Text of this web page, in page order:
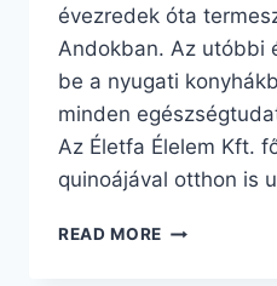
évezredek óta
Andokban. Az utóbbi
be a nyugati
minden
Az Életfa Élelem Kft.
quinoájával otthon is
READ MORE A